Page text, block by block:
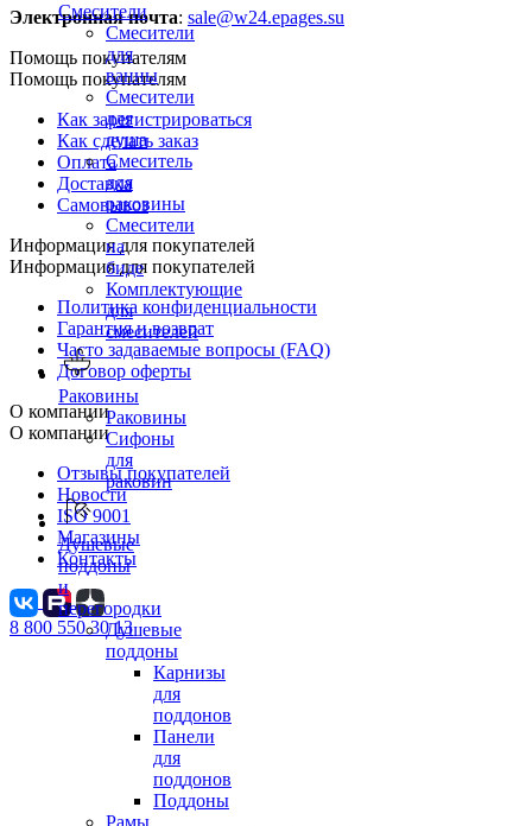
Смесители
Смесители
для
ванны
Смесители
для
душа
Смеситель
для
раковины
Смесители
на
биде
Комплектующие
для
смесителей
Раковины
Раковины
Сифоны
для
раковин
Душевые
поддоны
и
перегородки
Душевые
поддоны
Карнизы
для
поддонов
Панели
для
поддонов
Поддоны
Электронная почта: sale@w24.epages.su
Помощь покупателям
Помощь покупателям
Как зарегистрироваться
Как сделать заказ
Оплата
Доставка
Самовывоз
Информация для покупателей
Информация для покупателей
Политика конфиденциальности
Гарантия и возврат
Часто задаваемые вопросы (FAQ)
Договор оферты
О компании
О компании
Отзывы покупателей
Новости
ISO 9001
Магазины
Контакты
8 800 550 30 13